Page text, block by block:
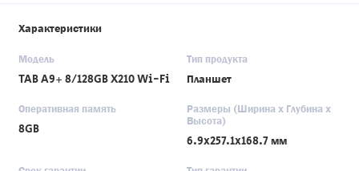
Характеристики
Модель
TAB A9+ 8/128GB X210 Wi-Fi
Тип продукта
Планшет
Оперативная память
8GB
Размеры (Ширина x Глубина x
Высота)
6.9x257.1x168.7 мм